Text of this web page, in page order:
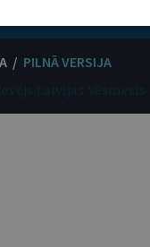
/ PILNĀ VERSIJA
Latvijas Vēstnesis